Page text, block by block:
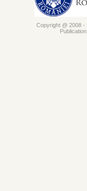
Copyright @ 2008 -